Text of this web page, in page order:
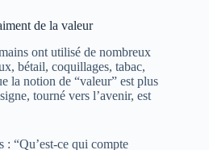
de la valeur
ont utilisé de nombreux
bétail, coquillages, tabac,
la notion de “valeur” est plus
tourné vers l’avenir, est
: “Qu’est-ce qui compte